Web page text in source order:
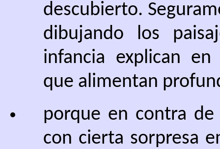
descubierto.
dibujando los
infancia explican
que alimentan
porque en contra
con cierta sorpresa